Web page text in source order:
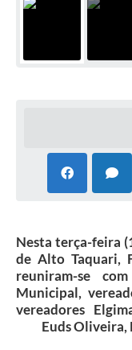
Nesta terça-feira
de Alto Taquari,
reuniram-se
Municipal,
vereadores
Euds Oliveira,